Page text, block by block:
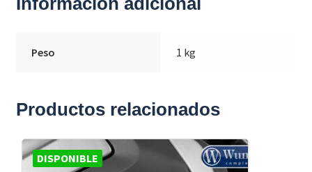
Peso 1 kg
Productos relacionados
DISPONIBLE